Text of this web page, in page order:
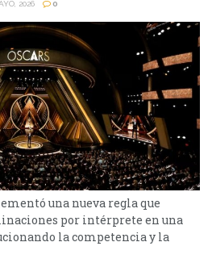
2026 0
una nueva regla que
por intérprete en una
la competencia y la
Premios Óscar acaba de